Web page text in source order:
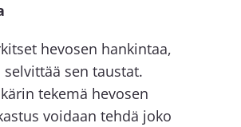
hevosen hankintaa,
selvittää sen taustat.
tekemä hevosen
voidaan tehdä joko